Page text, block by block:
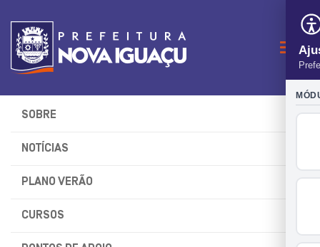
SOBRE
NOTÍCIAS
PLANO VERÃO
CURSOS